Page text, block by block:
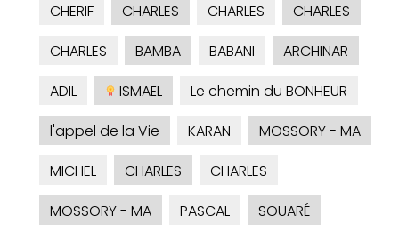
CHERIF
CHARLES CHARLES
CHARLES
CHARLES
BAMBA BABANI
ARCHINAR
ADIL
ISMAËL
Le chemin du BONHEUR
l'appel de la Vie
KARAN
MOSSORY - MA
MICHEL
CHARLES
CHARLES
MOSSORY - MA
PASCAL
SOUARÉ